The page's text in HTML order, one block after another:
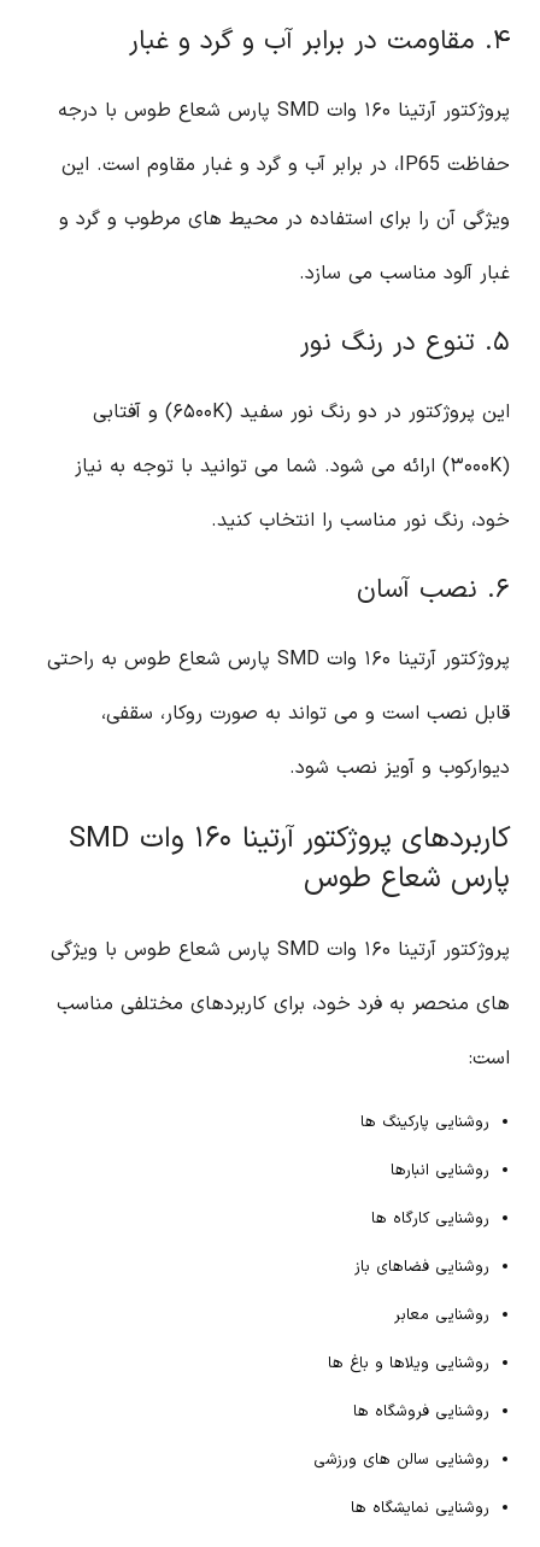
۴. مقاومت در برابر آب و گرد و غبار
پروژکتور آرتینا ۱۶۰ وات SMD پارس شعاع طوس با درجه
حفاظت IP65، در برابر آب و گرد و غبار مقاوم است. این
ویژگی آن را برای استفاده در محیط های مرطوب و گرد و
غبار آلود مناسب می سازد.
۵. تنوع در رنگ نور
این پروژکتور در دو رنگ نور سفید (۶۵۰۰K) و آفتابی
(۳۰۰۰K) ارائه می شود. شما می توانید با توجه به نیاز
خود، رنگ نور مناسب را انتخاب کنید.
۶. نصب آسان
پروژکتور آرتینا ۱۶۰ وات SMD پارس شعاع طوس به راحتی
قابل نصب است و می تواند به صورت روکار، سقفی،
دیوارکوب و آویز نصب شود.
کاربردهای پروژکتور آرتینا ۱۶۰ وات SMD
پارس شعاع طوس
پروژکتور آرتینا ۱۶۰ وات SMD پارس شعاع طوس با ویژگی
های منحصر به فرد خود، برای کاربردهای مختلفی مناسب
است:
روشنایی پارکینگ ها
روشنایی انبارها
روشنایی کارگاه ها
روشنایی فضاهای باز
روشنایی معابر
روشنایی ویلاها و باغ ها
روشنایی فروشگاه ها
روشنایی سالن های ورزشی
روشنایی نمایشگاه ها